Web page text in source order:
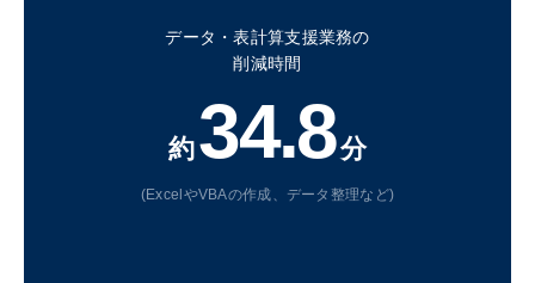
データ・表計算支援業務の
削減時間
約34.8分
(ExcelやVBAの作成、データ整理など)